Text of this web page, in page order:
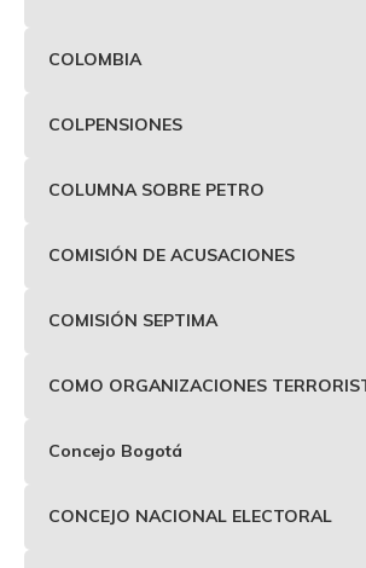
COLOMBIA
COLPENSIONES
COLUMNA SOBRE PETRO
COMISIÓN DE ACUSACIONES
COMISIÓN SEPTIMA
COMO ORGANIZACIONES
Concejo Bogotá
CONCEJO NACIONAL ELECTORAL